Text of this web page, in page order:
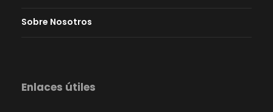
Sobre Nosotros
Enlaces útiles